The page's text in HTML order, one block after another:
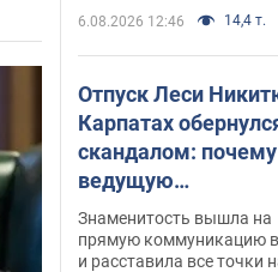
6.08.2026 12:46 14,4 т.
Отпуск Леси
Карпатах
скандалом: почему
ведущую
несправедливо
захейтили
Знаменитость вышла на
прямую коммуникацию в
и расставила все точки